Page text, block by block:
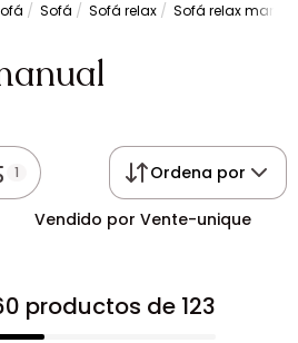
Sofá Sofá relax Sofá relax
1 Ordena por
Vendido por Vente-unique
productos de 123